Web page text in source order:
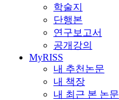
학술지
단행본
연구보고서
공개강의
MyRISS
내 추천논문
내 책장
내 최근 본 논문